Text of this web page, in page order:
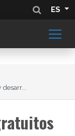
ES